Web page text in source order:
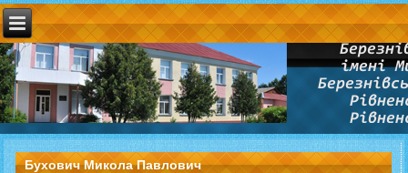
Бухович Микола Павлович